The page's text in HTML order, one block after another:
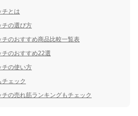
チとは
チの選び方
のおすすめ商品比較一覧表
のおすすめ22選
チの使い方
ェック
の売れ筋ランキングもチェック